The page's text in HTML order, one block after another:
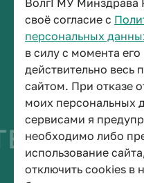
ВолгГМУ Минздрава
своё согласие с
персональных
в силу с момента
действительно весь
сайтом. При отказе
моих персональных
сервисами я
необходимо либо
использование
отключить cookies в
Приемная ректора
+7 (8442) 38-50-05
г. Волгоград,
кабинет 3-11
post@volgmed.ru
пн-пт, с 08.30 до
быть